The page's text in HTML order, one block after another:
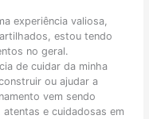
experiência valiosa,
estou tendo
no geral.
de cuidar da minha
ou ajudar a
vem sendo
e cuidadosas em